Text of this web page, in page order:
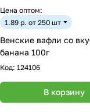
Цена оптом:
1.89 р. от 250 шт
Венские вафли со
банана 100г
Код: 124106
В корзину